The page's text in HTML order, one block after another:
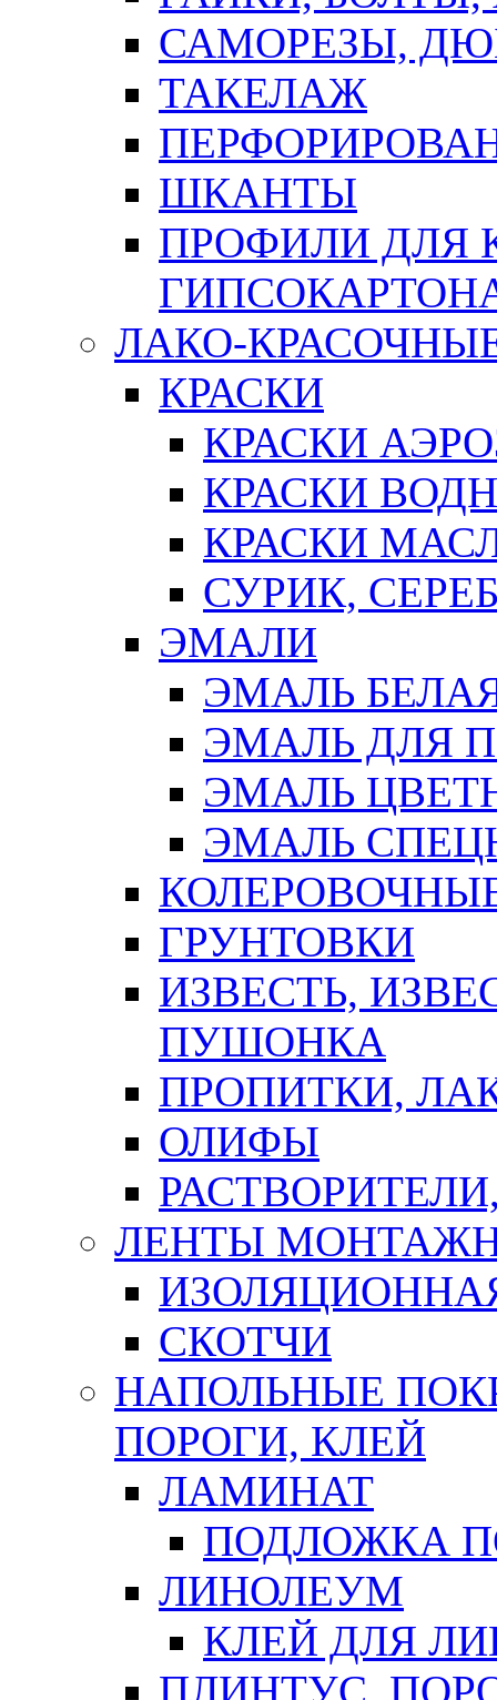
САМОРЕЗЫ,
ТАКЕЛАЖ
ШКАНТЫ
ПРОФИЛИ ДЛЯ
ЛАКО-
КРАСКИ
КРАСКИ
КРАСКИ
КРАСКИ
СУРИК,
ЭМАЛИ
ЭМАЛЬ
ЭМАЛЬ ДЛЯ
ЭМАЛЬ
ЭМАЛЬ
ГРУНТОВКИ
ИЗВЕСТЬ,
ПУШОНКА
ПРОПИТКИ,
ОЛИФЫ
ЛЕНТЫ
СКОТЧИ
НАПОЛЬНЫЕ
ПОРОГИ, КЛЕЙ
ЛАМИНАТ
ПОДЛОЖКА
ЛИНОЛЕУМ
КЛЕЙ ДЛЯ